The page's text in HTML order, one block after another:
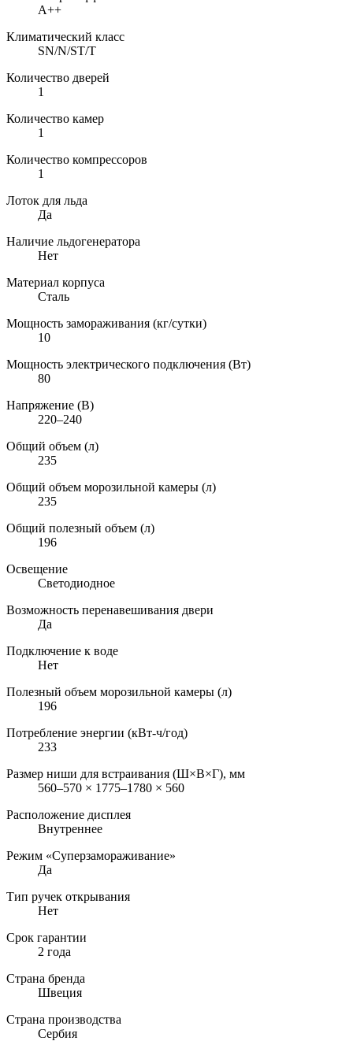
A++
Климатический класс
SN/N/ST/T
Количество дверей
1
Количество камер
1
Количество компрессоров
1
Лоток для льда
Да
Наличие льдогенератора
Нет
Материал корпуса
Сталь
Мощность замораживания (кг/сутки)
10
Мощность электрического подключения (Вт)
80
Напряжение (В)
220–240
Общий объем (л)
235
Общий объем морозильной камеры (л)
235
Общий полезный объем (л)
196
Освещение
Светодиодное
Возможность перенавешивания двери
Да
Подключение к воде
Нет
Полезный объем морозильной камеры (л)
196
Потребление энергии (кВт-ч/год)
233
Размер ниши для встраивания (Ш×В×Г), мм
560–570 × 1775–1780 × 560
Расположение дисплея
Внутреннее
Режим «Суперзамораживание»
Да
Тип ручек открывания
Нет
Срок гарантии
2 года
Страна бренда
Швеция
Страна производства
Сербия